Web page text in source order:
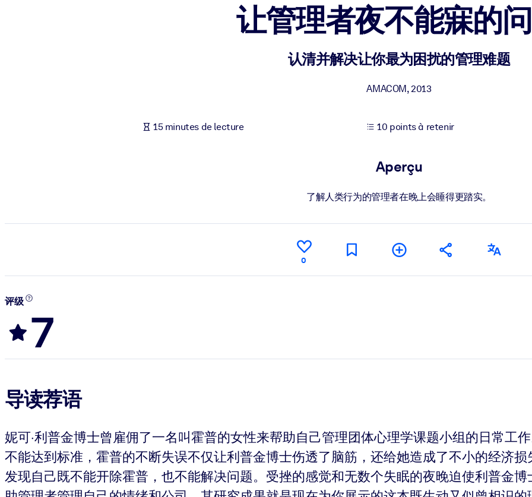
Enrichissez votre bibliothèque d'entreprise avec des connaissances commerciales fiables et prêtes à l'emploi.
Alimentez vos systèmes d'IA avec des connaissances fiables et structurées pour améliorer les résultats.
让管理者夜不能寐的
认清并解决让你最为困扰的管理难题
AMACOM,2013
15 minutes de lecture 10 points à retenir
Aperçu
了解人类行为的管理者在晚上会睡得更踏实。
0
评级
7
导读荐语
妮可·利普金博士曾雇佣了一名叫霍普的女性来帮助自己管理团体心理学课题小组的日常工
不能达到标准，霍普的不断失误不仅让利普金博士伤透了脑筋，还给她造成了不小的经济
发现自己既不能开除霍普，也不能解决问题。受挫的感觉和无数个失眠的夜晚迫使利普金